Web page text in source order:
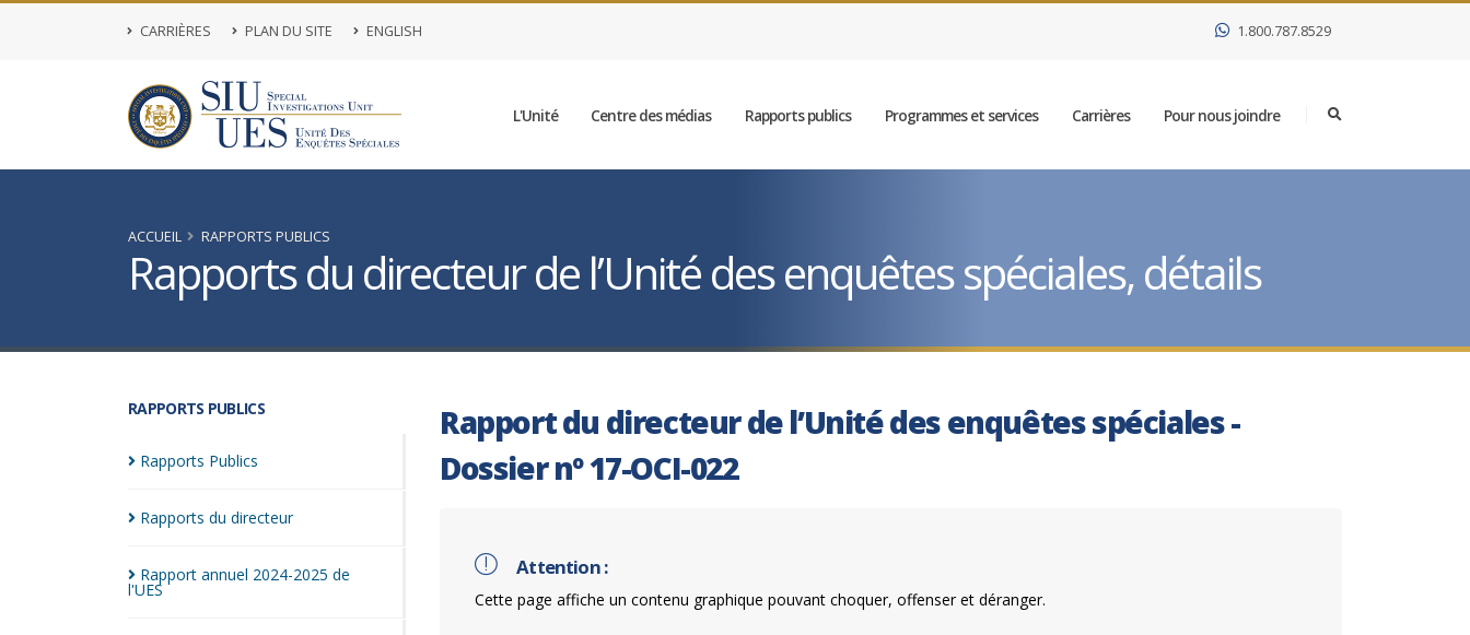
CARRIÈRES PLAN DU SITE ENGLISH 1.800.787.8529
L'Unité Centre des médias Rapports publics Programmes et services Carrières Pour nous joindre
ACCUEIL RAPPORTS PUBLICS
Rapports du directeur de l’Unité des enquêtes spéciales, détails
RAPPORTS PUBLICS
Rapports Publics
Rapports du directeur
Rapport annuel 2024-2025 de
l'UES
Rapport du directeur de l’Unité des enquêtes spéciales -
Dossier nº 17-OCI-022
Attention :
Cette page affiche un contenu graphique pouvant choquer, offenser et déranger.